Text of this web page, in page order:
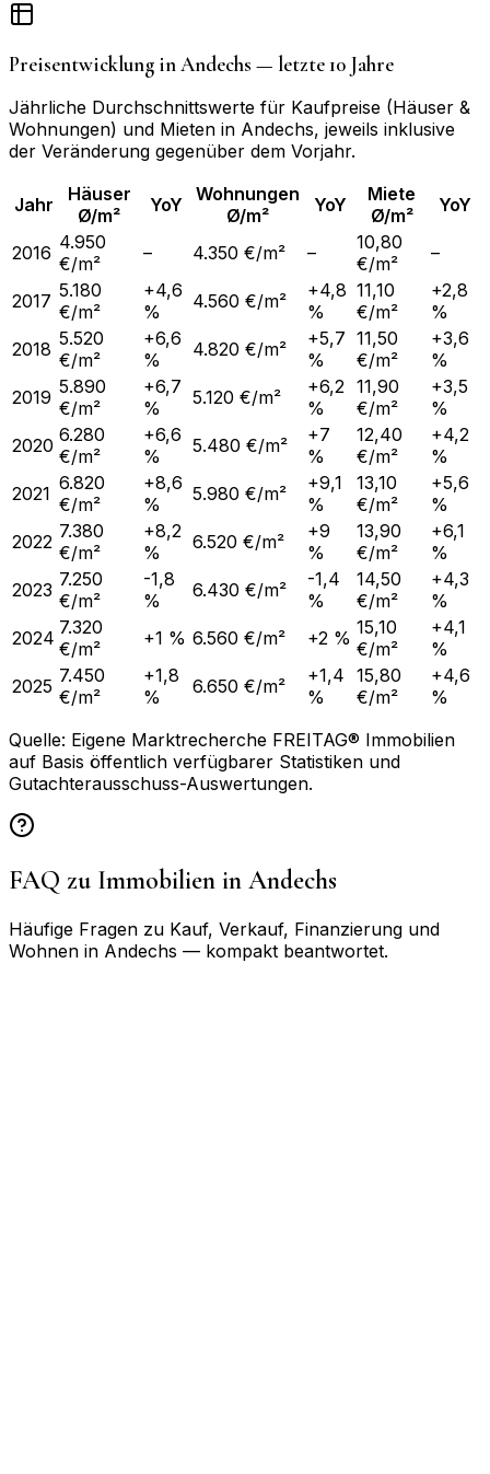
Preisentwicklung inAndechs — letzte 10 Jahre
Jährliche Durchschnittswerte für Kaufpreise (Häuser &
Wohnungen) und Mieten in Andechs, jeweils inklusive
der Veränderung gegenüber dem Vorjahr.
Jahr
Häuser
Ø/m²
YoY
Wohnungen
Ø/m²
YoY
Miete
Ø/m²
YoY
2016 4.950
€/m²
– 4.350 €/m² –
10,80
€/m²
–
2017 5.180
€/m²
+4,6
%
4.560 €/m²
+4,8
%
11,10
€/m²
+2,8
%
2018 5.520
€/m²
+6,6
%
4.820 €/m²
+5,7
%
11,50
€/m²
+3,6
%
2019 5.890
€/m²
+6,7
%
5.120 €/m²
+6,2
%
11,90
€/m²
+3,5
%
2020 6.280
€/m²
+6,6
%
5.480 €/m²
+7
%
12,40
€/m²
+4,2
%
2021 6.820
€/m²
+8,6
%
5.980 €/m²
+9,1
%
13,10
€/m²
+5,6
%
2022 7.380
€/m²
+8,2
%
6.520 €/m²
+9
%
13,90
€/m²
+6,1
%
2023 7.250
€/m²
-1,8
%
6.430 €/m²
-1,4
%
14,50
€/m²
+4,3
%
2024 7.320
€/m²
+1 % 6.560 €/m² +2 % 15,10
€/m²
+4,1
%
2025 7.450
€/m²
+1,8
%
6.650 €/m²
+1,4
%
15,80
€/m²
+4,6
%
Quelle: Eigene Marktrecherche FREITAG® Immobilien
auf Basis öffentlich verfügbarer Statistiken und
Gutachterausschuss-Auswertungen.
FAQ zu Immobilien in Andechs
Häufige Fragen zu Kauf, Verkauf, Finanzierung und
Wohnen in Andechs — kompakt beantwortet.